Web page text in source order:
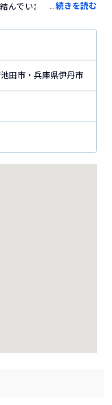
んでいましたが、1994
まで約2時間でアクセ
くの人々が空港を利用
県の伊丹市をまたいだ
滑走路内で県の行き来
…続きを読む
田市・兵庫県伊丹市